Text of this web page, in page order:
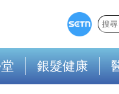
銀髮健康